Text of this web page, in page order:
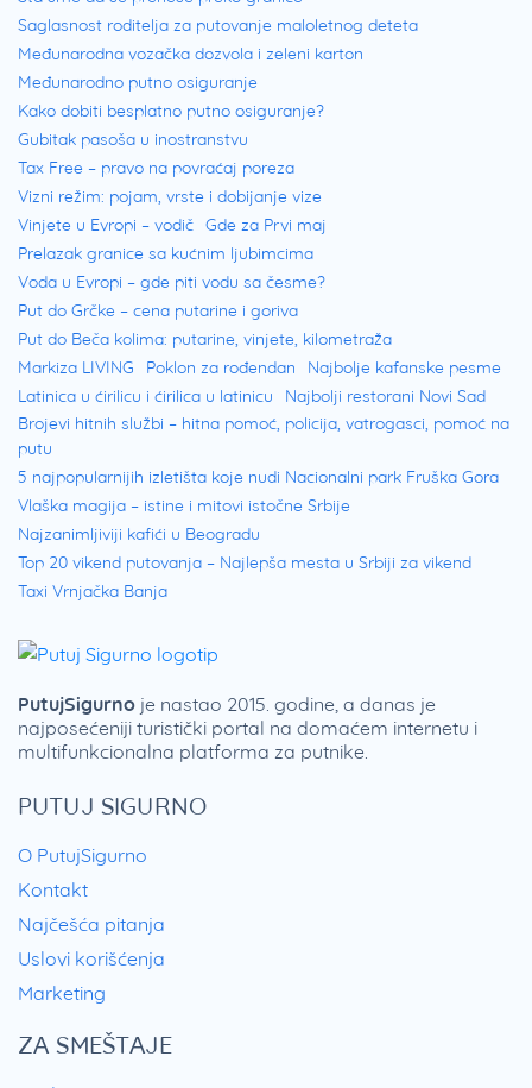
Saglasnost roditelja za putovanje maloletnog deteta
Međunarodna vozačka dozvola i zeleni karton
Međunarodno putno osiguranje
Kako dobiti besplatno putno osiguranje?
Gubitak pasoša u inostranstvu
Tax Free – pravo na povraćaj poreza
Vizni režim: pojam, vrste i dobijanje vize
Vinjete u Evropi – vodič Gde za Prvi maj
Prelazak granice sa kućnim ljubimcima
Voda u Evropi – gde piti vodu sa česme?
Put do Grčke – cena putarine i goriva
Put do Beča kolima: putarine, vinjete, kilometraža
Markiza LIVING
Poklon za rođendan
Najbolje kafanske pesme
Latinica u ćirilicu i ćirilica u latinicu
Najbolji restorani Novi Sad
Brojevi hitnih službi – hitna pomoć, policija, vatrogasci, pomoć na
putu
5 najpopularnijih izletišta koje nudi Nacionalni park Fruška Gora
Vlaška magija – istine i mitovi istočne Srbije
Najzanimljiviji kafići u Beogradu
Top 20 vikend putovanja – Najlepša mesta u Srbiji za vikend
Taxi Vrnjačka Banja
PUTUJ SIGURNO
O PutujSigurno
Kontakt
Najčešća pitanja
Uslovi korišćenja
Marketing
ZA SMEŠTAJE
PutujSigurno je nastao 2015. godine, a danas je
najposećeniji turistički portal na domaćem internetu i
multifunkcionalna platforma za putnike.